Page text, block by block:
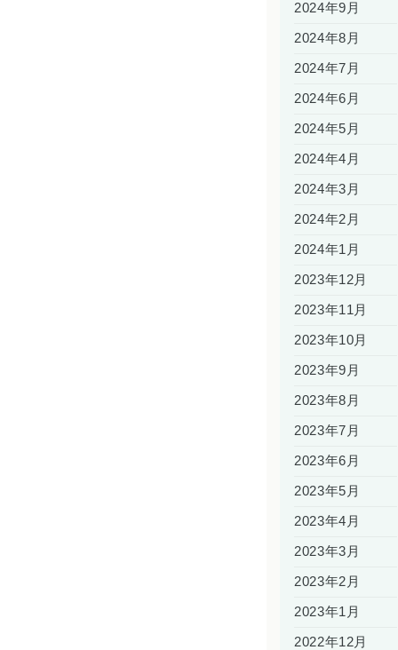
2024年9月
2024年8月
2024年7月
2024年6月
2024年5月
2024年4月
2024年3月
2024年2月
2024年1月
2023年12月
2023年11月
2023年10月
2023年9月
2023年8月
2023年7月
2023年6月
2023年5月
2023年4月
2023年3月
2023年2月
2023年1月
2022年12月